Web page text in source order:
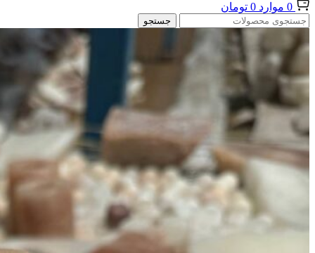
0 موارد 0 تومان
جستجو